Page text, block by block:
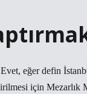
eğer defin
için